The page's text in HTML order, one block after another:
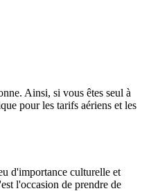
Ainsi, si vous êtes seul à
pour les tarifs aériens et les
d'importance culturelle et
l'occasion de prendre de